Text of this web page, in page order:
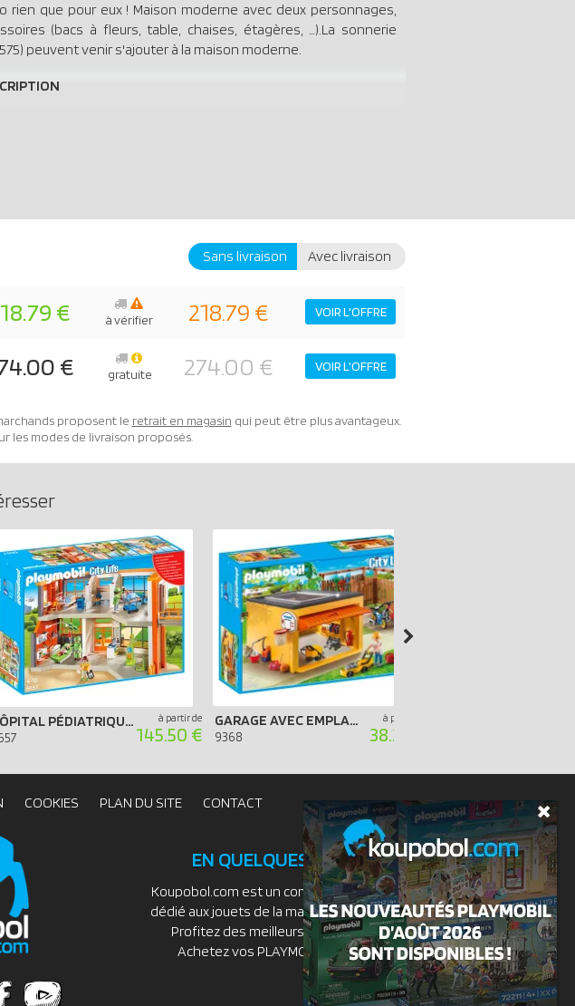
que pour eux ! Maison moderne avec deux personnages,
(bacs à fleurs, table, chaises, étagères, …).La sonnerie
peuvent venir s'ajouter à la maison moderne.
Sans livraison Avec livraison
€ 218.79 € VOIR L'OFFRE
à vérifier
€ 274.00 € VOIR L'OFFRE
gratuite
proposent le retrait en magasin qui peut être plus avantageux.
les modes de livraison proposés.
HÔPITAL PÉDIATRIQUE AMÉNAGÉ à partir de
145.50 €
GARAGE AVEC EMPLACEMENTS POUR VÉLOS
9368
à partir de
38.34 €
COOKIES PLAN DU SITE CONTACT
EN QUELQUES MOTS
Koupobol.com est un comparateur de prix
dédié aux jouets de la marque PLAYMOBIL.
Profitez des meilleurs prix du moment.
Achetez vos PLAYMOBIL moins chers.